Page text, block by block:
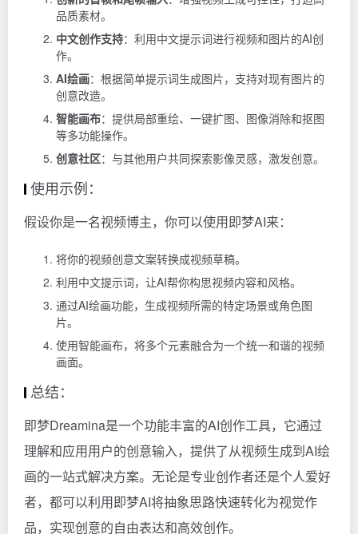
品质素材。
中文创作支持：利用中文提示词进行视频和图片的AI创
作。
AI绘画：根据简单提示词生成图片，支持对现有图片的
创意改造。
智能画布：提供局部重绘、一键扩图、图像消除和抠图
等多功能操作。
创意社区：与其他用户共同探索影像灵感，激发创意。
使用示例：
假设你是一名视频博主，你可以使用即梦AI来：
将你的视频创意文案转换成视频草稿。
利用中文提示词，让AI帮你构思视频内容和风格。
通过AI绘画功能，生成视频所需的特定场景或角色图
片。
使用智能画布，将多个元素融合为一个统一和谐的视频
画面。
总结：
即梦Dreamina是一个功能丰富的AI创作工具，它通过
理解和应用用户的创意输入，提供了从视频生成到AI绘
画的一站式解决方案。无论是专业创作者还是个人爱好
者，都可以利用即梦AI将抽象思路快速转化为视觉作
品，实现创意的自由表达和高效创作。